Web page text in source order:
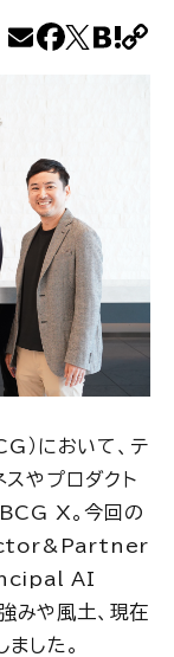
）において、テ
やプロダクト
X。今回の
AI
や風土、現在
した。